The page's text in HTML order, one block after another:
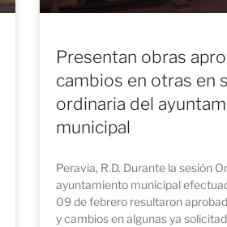
Presentan obras
cambios en otras en
ordinaria del
municipal
Peravia, R.D. Durante la sesión
ayuntamiento municipal
09 de febrero resultaron
y cambios en algunas ya